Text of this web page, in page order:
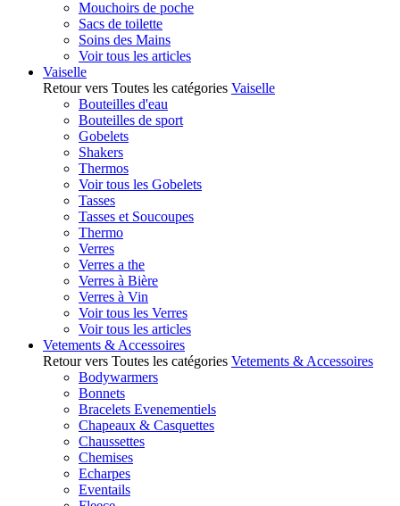
Mouchoirs de poche
Sacs de toilette
Soins des Mains
Voir tous les articles
Vaiselle
Retour vers Toutes les catégories Vaiselle
Bouteilles d'eau
Bouteilles de sport
Gobelets
Shakers
Thermos
Voir tous les Gobelets
Tasses
Tasses et Soucoupes
Thermo
Verres
Verres a the
Verres à Bière
Verres à Vin
Voir tous les Verres
Voir tous les articles
Vetements & Accessoires
Retour vers Toutes les catégories Vetements & Accessoires
Bodywarmers
Bonnets
Bracelets Evenementiels
Chapeaux & Casquettes
Chaussettes
Chemises
Echarpes
Eventails